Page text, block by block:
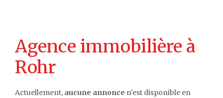
Agence immobilière à
Rohr
Actuellement, aucune annonce n'est disponible en